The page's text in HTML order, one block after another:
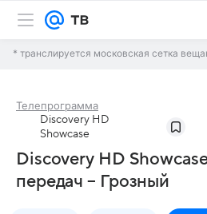
* транслируется московская сетка
Телепрограмма
Discovery HD
Showcase
Discovery HD
передач – Грозный